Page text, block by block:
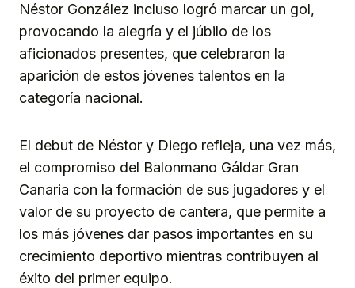
Néstor González incluso logró marcar un gol,
provocando la alegría y el júbilo de los
aficionados presentes, que celebraron la
aparición de estos jóvenes talentos en la
categoría nacional.
El debut de Néstor y Diego refleja, una vez más,
el compromiso del Balonmano Gáldar Gran
Canaria con la formación de sus jugadores y el
valor de su proyecto de cantera, que permite a
los más jóvenes dar pasos importantes en su
crecimiento deportivo mientras contribuyen al
éxito del primer equipo.